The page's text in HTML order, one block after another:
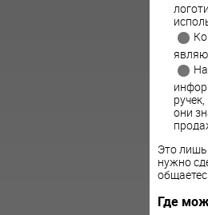
они
Это
нужно
Где